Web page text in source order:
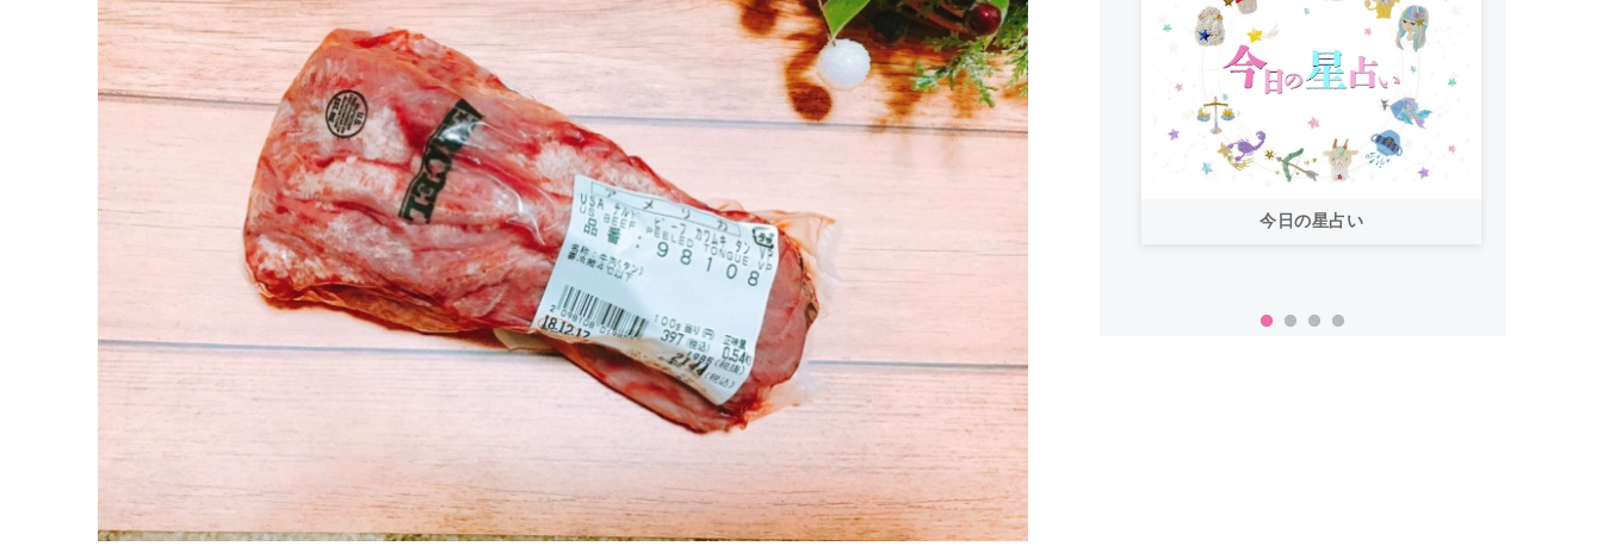
「もう行列に並ばない！」ミスドのモ
バイルオーダー完全ガイド｜支払い方
法から受け取り方までネットオーダー
を徹底解説
今日の星占い